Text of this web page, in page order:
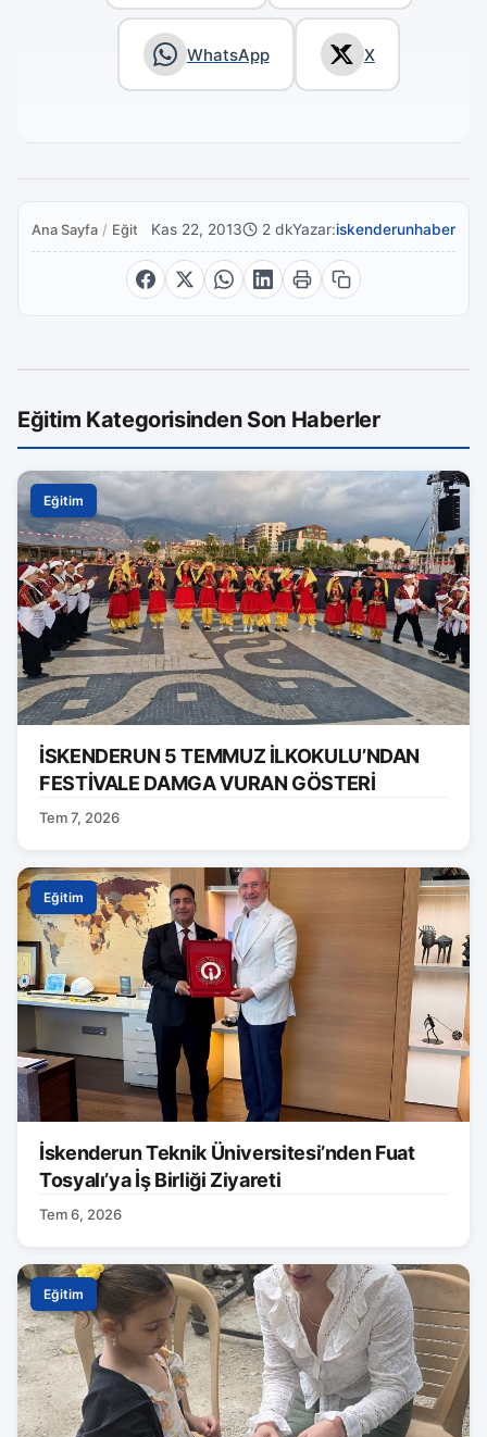
WhatsApp X
Ana Sayfa / EğitimKas 22, 2013 2 dkYazar:iskenderunhaber
Eğitim Kategorisinden Son Haberler
Eğitim
İSKENDERUN 5 TEMMUZ İLKOKULU’NDAN
FESTİVALE DAMGA VURAN GÖSTERİ
Tem 7, 2026
Eğitim
İskenderun Teknik Üniversitesi’nden Fuat
Tosyalı’ya İş Birliği Ziyareti
Tem 6, 2026
Eğitim